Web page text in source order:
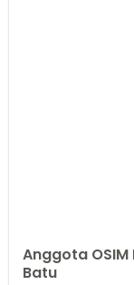
Anggota OSIM
Batu